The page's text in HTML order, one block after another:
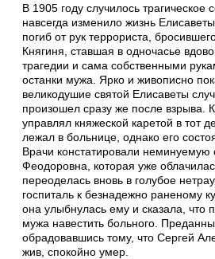
В 1905 году случилось трагическое
навсегда изменило жизнь
погиб от рук террориста,
Княгиня, ставшая в одночасье
трагедии и сама собственными
останки мужа. Ярко и живописно
великодушие святой Елисаветы
произошел сразу же после взрыва.
управлял княжеской каретой в тот
лежал в больнице, однако его
Врачи констатировали неминуемую
Феодоровна, которая уже
переоделась вновь в голубое
госпиталь к безнадежно раненому
она улыбнулась ему и сказала, что
мужа навестить больного.
обрадовавшись тому, что Сергей
жив, спокойно умер.